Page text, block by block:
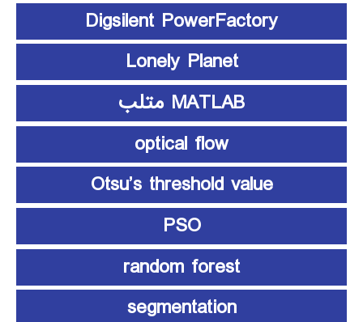
Digsilent PowerFactory
Lonely Planet
MATLAB متلب
optical flow
Otsu’s threshold value
PSO
random forest
segmentation